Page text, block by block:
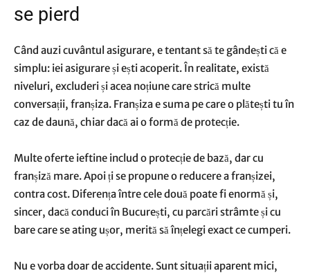
se pierd
Când auzi cuvântul asigurare, e tentant să te gândești că e
simplu: iei asigurare și ești acoperit. În realitate, există
niveluri, excluderi și acea noțiune care strică multe
conversații, franșiza. Franșiza e suma pe care o plătești tu în
caz de daună, chiar dacă ai o formă de protecție.
Multe oferte ieftine includ o protecție de bază, dar cu
franșiză mare. Apoi ți se propune o reducere a franșizei,
contra cost. Diferența între cele două poate fi enormă și,
sincer, dacă conduci în București, cu parcări strâmte și cu
bare care se ating ușor, merită să înțelegi exact ce cumperi.
Nu e vorba doar de accidente. Sunt situații aparent mici,